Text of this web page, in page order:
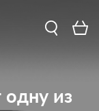
одну из